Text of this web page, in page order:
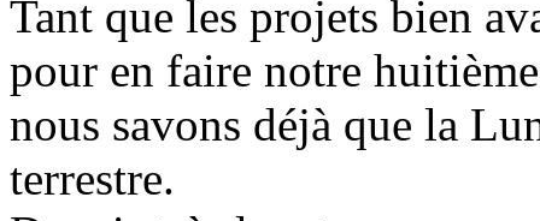
Tant que les projets bien
pour en faire notre
nous savons déjà que la
terrestre.